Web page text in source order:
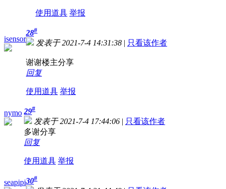
使用道具 举报
isensor
28#
发表于 2021-7-4 14:31:38 | 只看该作者
谢谢楼主分享
回复
使用道具 举报
nymo 29#
发表于 2021-7-4 17:44:06 | 只看该作者
多谢分享
回复
使用道具 举报
seapipi30#